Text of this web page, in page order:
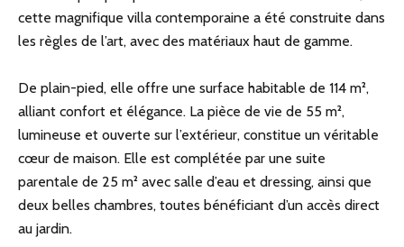
cette magnifique villa contemporaine a été construite dans
les règles de l’art, avec des matériaux haut de gamme.
De plain-pied, elle offre une surface habitable de 114 m²,
alliant confort et élégance. La pièce de vie de 55 m²,
lumineuse et ouverte sur l’extérieur, constitue un véritable
cœur de maison. Elle est complétée par une suite
parentale de 25 m² avec salle d’eau et dressing, ainsi que
deux belles chambres, toutes bénéficiant d’un accès direct
au jardin.